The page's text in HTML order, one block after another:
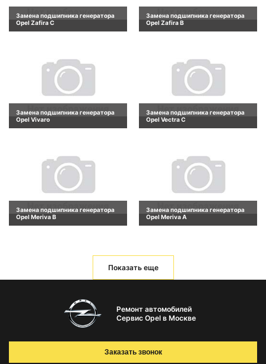
Замена подшипника генератора
Opel Zafira C
Замена подшипника генератора
Opel Zafira B
Замена подшипника генератора
Opel Vivaro
Замена подшипника генератора
Opel Vectra C
Замена подшипника генератора
Opel Meriva B
Замена подшипника генератора
Opel Meriva A
Показать еще
Ремонт автомобилей
Сервис Opel в Москве
Заказать звонок